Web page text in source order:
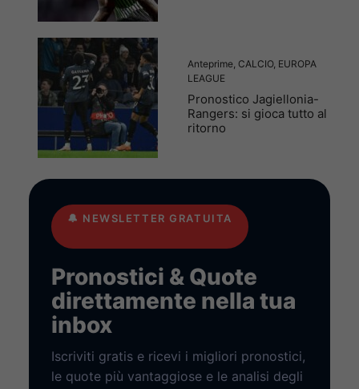
Anteprime CALCIO, EUROPA
LEAGUE
Pronostico Jagiellonia-
Rangers: si gioca tutto al
ritorno
🔔 NEWSLETTER GRATUITA
Pronostici & Quote
direttamente nella tua
inbox
Iscriviti gratis e ricevi i migliori pronostici,
le quote più vantaggiose e le analisi degli